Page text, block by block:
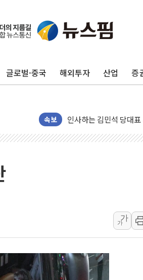
글로벌·중국 해외투자 산업 증
속보
포항시 재난예산 40억
[종합] 김민석, 정청래
인천 합동연설회 나선
인사하는 김민석 당대표
[속보] 민주, 제주·인천
[속보] 민주, 제주 경선
강릉·동해·삼척 시간
폐기물 수거하다 참변
서울 중랑구 주택가서
李대통령 "결혼 때문에
여수 오동도 인근 해상
가
가